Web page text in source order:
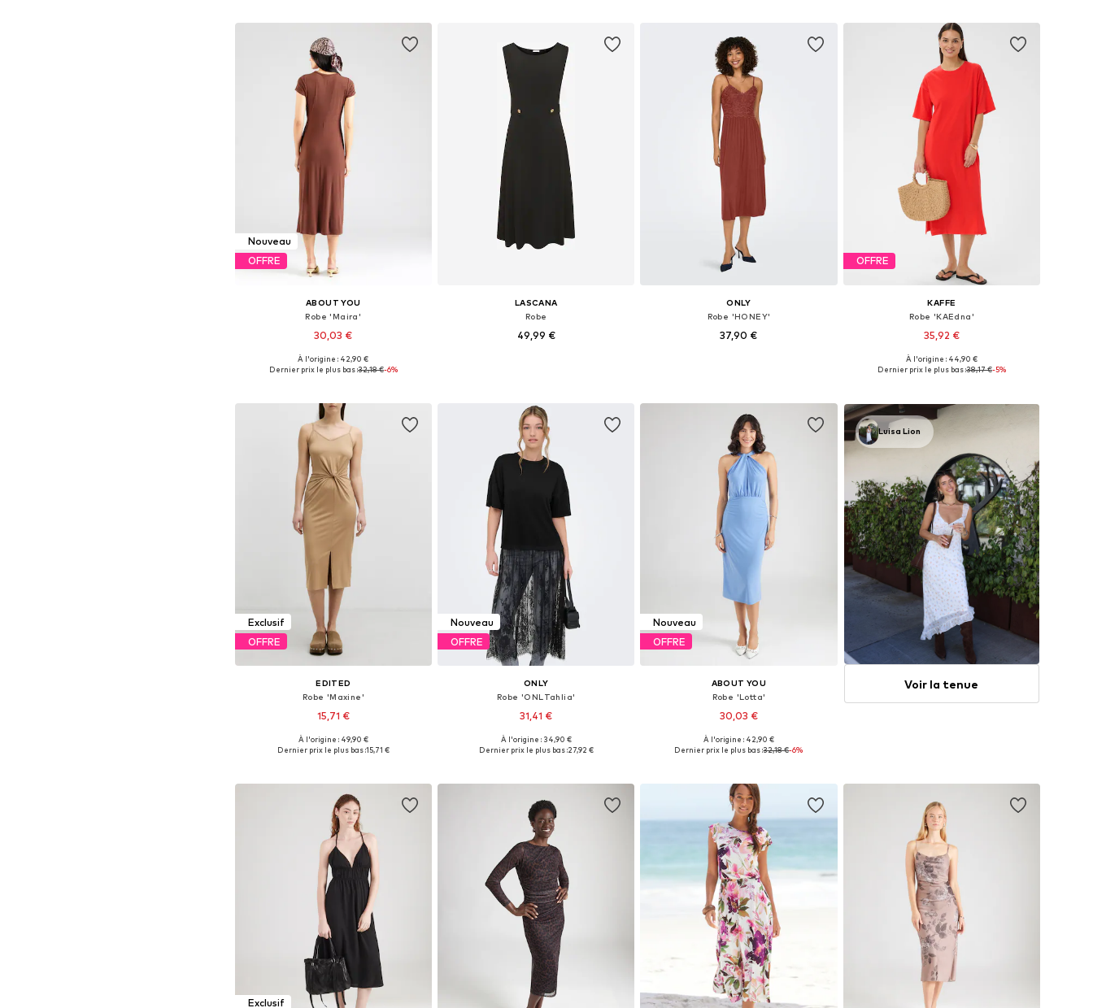
Nouveau
OFFRE
ABOUT YOU
Robe 'Maira'
30,03 €
Tailles disponibles: 34, 36, 38, 40, 42, 44
À l'origine : 42,90 €
Dernier prix le plus bas :32,18 €-6%
LASCANA
Robe
49,99 €
ONLY
Robe 'HONEY'
37,90 €
OFFRE
KAFFE
Robe 'KAEdna'
35,92 €
Tailles disponibles: 34, 36, 38, 40
À l'origine : 44,90 €
Dernier prix le plus bas :38,17 €-5%
Exclusif
OFFRE
EDITED
Robe 'Maxine'
15,71 €
+6
Tailles disponibles: 34, 36, 38, 40, 42
À l'origine : 49,90 €
Dernier prix le plus bas :15,71 €
Nouveau
OFFRE
ONLY
Robe 'ONLTahlia'
31,41 €
Tailles disponibles: 34, 36, 38, 40
À l'origine : 34,90 €
Dernier prix le plus bas :27,92 €
Nouveau
OFFRE
ABOUT YOU
Robe 'Lotta'
30,03 €
Tailles disponibles: 34, 36, 38, 40, 42, 44
À l'origine : 42,90 €
Dernier prix le plus bas :32,18 €-6%
Luisa Lion
Voir la tenue
Exclusif